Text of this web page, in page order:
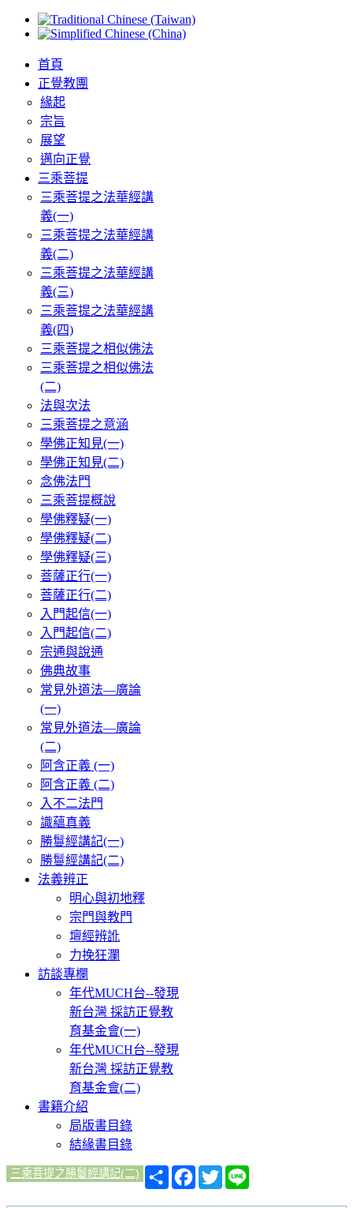
首頁
正覺教團
緣起
宗旨
展望
邁向正覺
三乘菩提
三乘菩提之法華經講
義(一)
三乘菩提之法華經講
義(二)
三乘菩提之法華經講
義(三)
三乘菩提之法華經講
義(四)
三乘菩提之相似佛法
三乘菩提之相似佛法
(二)
法與次法
三乘菩提之意涵
學佛正知見(一)
學佛正知見(二)
念佛法門
三乘菩提概說
學佛釋疑(一)
學佛釋疑(二)
學佛釋疑(三)
菩薩正行(一)
菩薩正行(二)
入門起信(一)
入門起信(二)
宗通與說通
佛典故事
常見外道法—廣論
(一)
常見外道法—廣論
(二)
阿含正義 (一)
阿含正義 (二)
入不二法門
識蘊真義
勝鬘經講記(一)
勝鬘經講記(二)
法義辨正
明心與初地釋
宗門與教門
壇經辨訛
力挽狂瀾
訪談專欄
年代MUCH台--發現
新台灣 採訪正覺教
育基金會(一)
年代MUCH台--發現
新台灣 採訪正覺教
育基金會(二)
書籍介紹
局版書目錄
結緣書目錄
三乘菩提之勝鬘經講記(二)
分
享
Facebook
Twitter